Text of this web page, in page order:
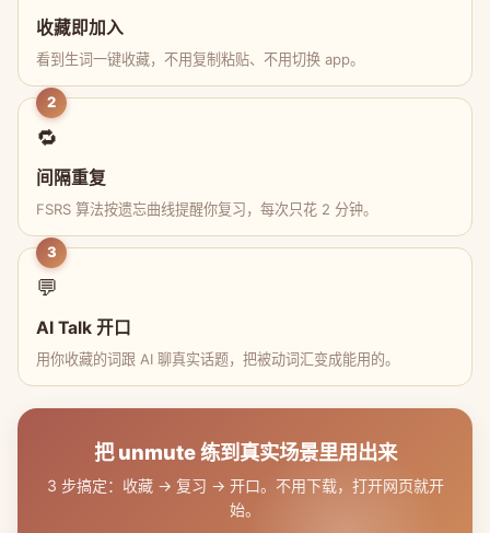
收藏即加入
看到生词一键收藏，不用复制粘贴、不用切换 app。
2
🔁
间隔重复
FSRS 算法按遗忘曲线提醒你复习，每次只花 2 分钟。
3
💬
AI Talk 开口
用你收藏的词跟 AI 聊真实话题，把被动词汇变成能用的。
把 unmute 练到真实场景里用出来
3 步搞定：收藏 → 复习 → 开口。不用下载，打开网页就开
始。